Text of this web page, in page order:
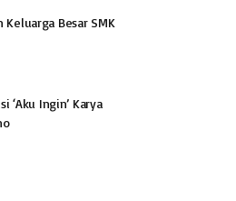
Keluarga Besar SMK
‘Aku Ingin’ Karya